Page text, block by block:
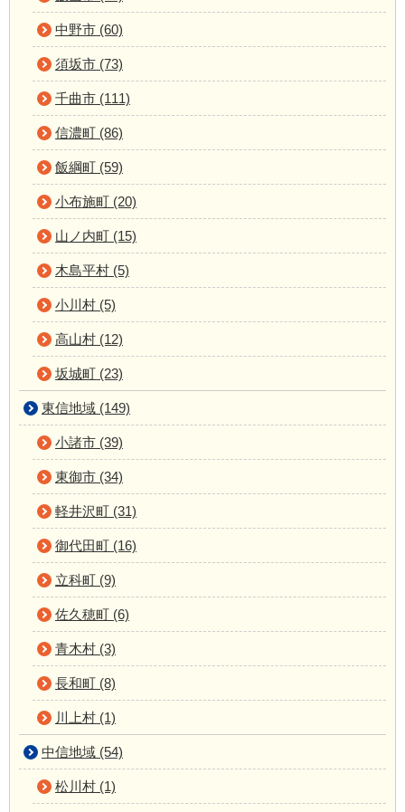
中野市 (60)
須坂市 (73)
千曲市 (111)
信濃町 (86)
飯綱町 (59)
小布施町 (20)
山ノ内町 (15)
木島平村 (5)
小川村 (5)
高山村 (12)
坂城町 (23)
東信地域 (149)
小諸市 (39)
東御市 (34)
軽井沢町 (31)
御代田町 (16)
立科町 (9)
佐久穂町 (6)
青木村 (3)
長和町 (8)
川上村 (1)
中信地域 (54)
松川村 (1)